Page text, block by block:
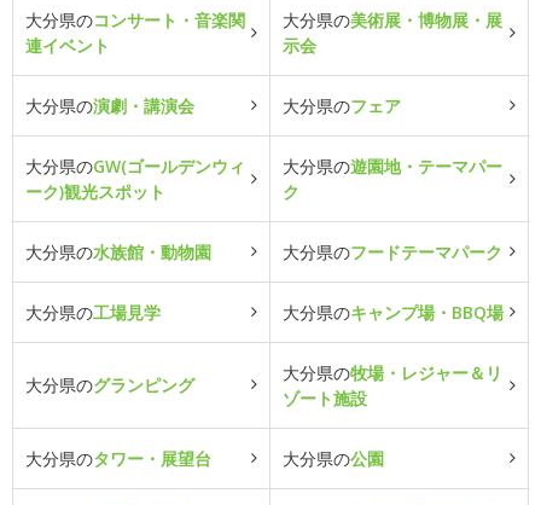
大分県のコンサート・音楽関
連イベント
大分県の美術展・博物展・展
示会
大分県の演劇・講演会 大分県のフェア
大分県のGW(ゴールデンウィ
ーク)観光スポット
大分県の遊園地・テーマパー
ク
大分県の水族館・動物園 大分県のフードテーマパーク
大分県の工場見学 大分県のキャンプ場・BBQ場
大分県のグランピング
大分県の牧場・レジャー＆リ
ゾート施設
大分県のタワー・展望台 大分県の公園